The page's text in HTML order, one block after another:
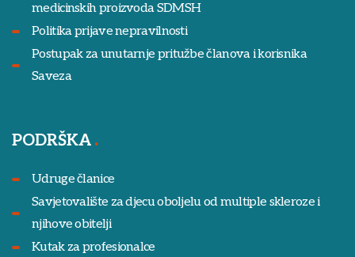
medicinskih proizvoda SDMSH
Politika prijave nepravilnosti
Postupak za unutarnje pritužbe članova i korisnika
Saveza
PODRŠKA
Udruge članice
Savjetovalište za djecu oboljelu od multiple skleroze i
njihove obitelji
Kutak za profesionalce